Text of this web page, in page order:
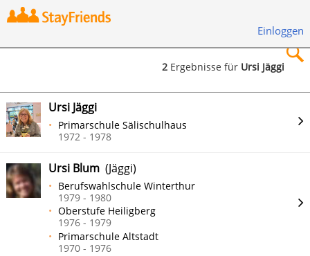
Einloggen
Suchen
2 Ergebnisse für Ursi Jäggi
Ursi Jäggi
Primarschule Sälischulhaus
1972 - 1978
Ursi Blum (Jäggi)
Berufswahlschule Winterthur
1979 - 1980
Oberstufe Heiligberg
1976 - 1979
Primarschule Altstadt
1970 - 1976